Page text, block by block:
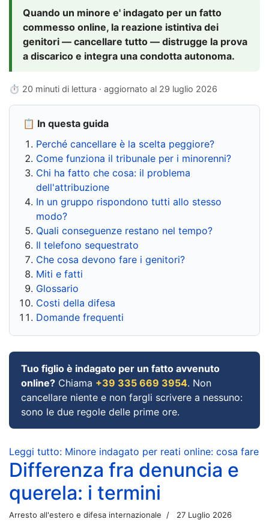
Quando un minore e' indagato per un fatto
commesso online, la reazione istintiva dei
genitori — cancellare tutto — distrugge la prova
a discarico e integra una condotta autonoma.
⏱ 20 minuti di lettura · aggiornato al 29 luglio 2026
📋 In questa guida
Perché cancellare è la scelta peggiore?
Come funziona il tribunale per i minorenni?
Chi ha fatto che cosa: il problema
dell'attribuzione
In un gruppo rispondono tutti allo stesso
modo?
Quali conseguenze restano nel tempo?
Il telefono sequestrato
Che cosa devono fare i genitori?
Miti e fatti
Glossario
Costi della difesa
Domande frequenti
Tuo figlio è indagato per un fatto avvenuto
online? Chiama +39 335 669 3954. Non
cancellare niente e non fargli scrivere a nessuno:
sono le due regole delle prime ore.
Leggi tutto: Minore indagato per reati online: cosa fare
Differenza fra denuncia e
querela: i termini
Arresto all'estero e difesa internazionale 27 Luglio 2026